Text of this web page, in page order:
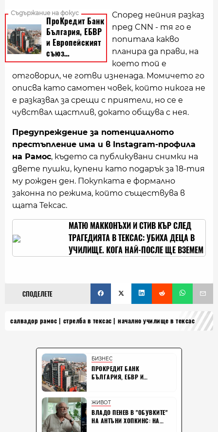
Според нейния разказ
пред CNN - тя го е
попитала какво
планира да прави, на
което той е
отговорил, че готви изненада. Момичето го
описва като самотен човек, който никога не
е разказвал за срещи с приятели, но се е
чувствал щастлив, докато общува с нея.
Предупреждение за потенциалното
престъпление има и в Instagram-профила
на Рамос, където са публикувани снимки на
двете пушки, купени като подарък за 18-тия
му рожден ден. Покупката е формално
законна по режима, който съществува в
щата Тексас.
МАТЮ МАККОНЪХИ И СТИВ КЪР СЛЕД
ТРАГЕДИЯТА В ТЕКСАС: УБИХА ДЕЦА В
УЧИЛИЩЕ. КОГА НАЙ-ПОСЛЕ ЩЕ ВЗЕМЕМ
СПОДЕЛЕТЕ
салвадор рамос стрелба в тексас начално училище в тексас